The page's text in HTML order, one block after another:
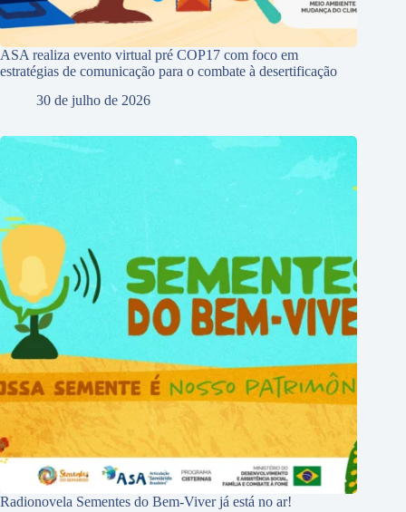
ASA realiza evento virtual pré COP17 com foco em
estratégias de comunicação para o combate à desertificação
30 de julho de 2026
Radionovela Sementes do Bem-Viver já está no ar!